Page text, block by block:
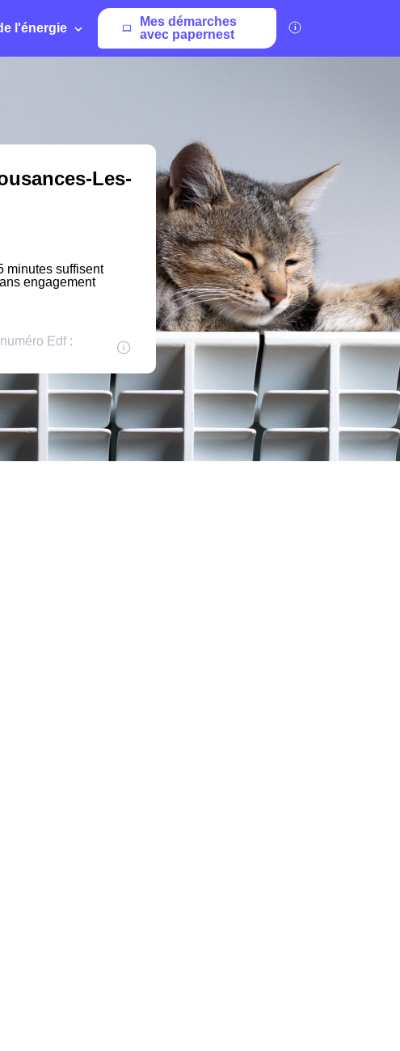
l'énergie
Mes démarches
avec papernest